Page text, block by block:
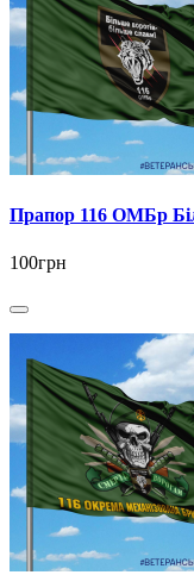
Прапор 116 ОМБр
100грн